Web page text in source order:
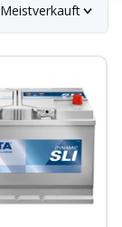
Meistverkauft